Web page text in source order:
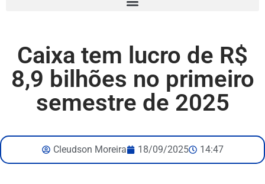
Caixa tem lucro de R$
8,9 bilhões no primeiro
semestre de 2025
Cleudson Moreira 18/09/2025 14:47